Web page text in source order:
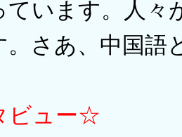
ています。人々
。さあ、中国語
ビュー☆